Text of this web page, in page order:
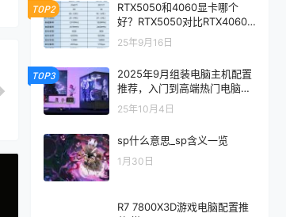
TOP2
RTX5050和4060显卡哪个
好？RTX5050对比RTX4060/
5060性能评测
25年9月16日
TOP3
2025年9月组装电脑主机配置
推荐，入门到高端热门电脑配
置方案
25年10月4日
sp什么意思_sp含义一览
1月30日
R7 7800X3D游戏电脑配置推